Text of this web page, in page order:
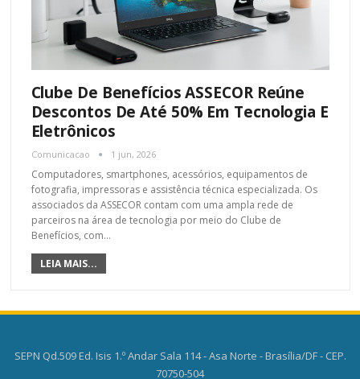
Clube De Benefícios ASSECOR Reúne
Descontos De Até 50% Em Tecnologia E
Eletrônicos
Comunicacao 1 jun, 2026
Computadores, smartphones, acessórios, equipamentos de
fotografia, impressoras e assistência técnica especializada. Os
associados da ASSECOR contam com uma ampla rede de
parceiros na área de tecnologia por meio do Clube de
Benefícios, com…
LEIA MAIS...
SEPN Qd.509 Ed. Isis 1.º Andar Sala 114 - Asa Norte - Brasília/DF - CEP.
70750-504